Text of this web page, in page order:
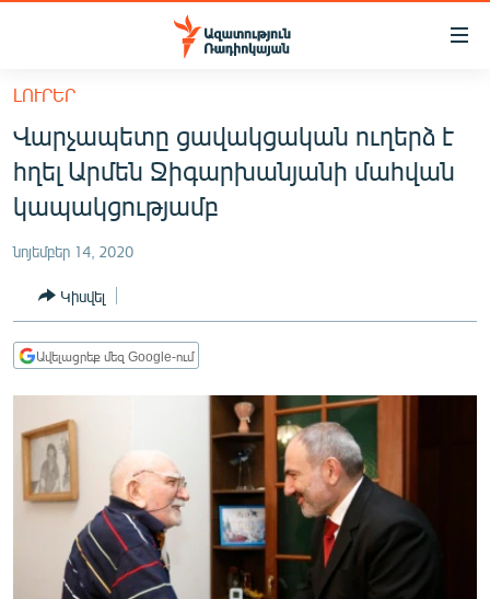
Մատչելիության
հիմնական
բովանդակությանը
Անցնել
հիմնական
մենյուին
ՀԱՅԱՍՏԱՆ
ՔԱՂԱՔԱԿԱՆ
ՀԱՍԱՐԱԿՈՒԹՅՈՒՆ
ՏՆՏԵՍՈՒԹՅՈՒՆ
ՂԱՐԱԲԱՂ
ՊԱՏԵՐԱԶՄԻ 6 ՇԱԲԱԹՆԵՐԸ
ՏԱՐԱԾԱՇՐՋԱՆ
ՄԻՋԱԶԳԱՅԻՆ
ՄՇԱԿՈՒՅԹ
ՍՊՈՐՏ
ԼՈՒՐԵՐ
Վարչապետը ցավակցական ուղերձ է
հղել Արմեն Ջիգարխանյանի մահվան
կապակցությամբ
նոյեմբեր 14, 2020
Կիսվել
Ավելացրեք մեզ Google-ում